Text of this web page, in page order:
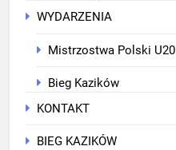
WYDARZENIA
Mistrzostwa Polski U20
Bieg Kazików
KONTAKT
BIEG KAZIKÓW